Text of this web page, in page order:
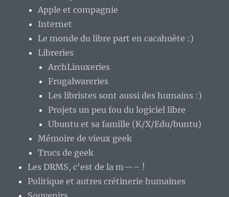
Apple et compagnie
Internet
Le monde du libre part en cacahuète :)
Libreries
ArchLinuxeries
Frugalwareries
Les libristes sont aussi des humains :)
Projets un peu fou du logiciel libre
Ubuntu et sa famille (K/X/Edu/buntu)
Mémoire de vieux geek
Trucs de geek
Les DRMS, c'est de la m—– !
Politique et autres crétinerie humaines